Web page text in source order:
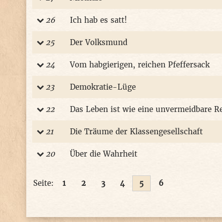
26 Ich hab es satt!
25 Der Volksmund
24 Vom habgierigen, reichen Pfeffersack
23 Demokratie-Lüge
22 Das Leben ist wie eine unvermeidbare
21 Die Träume der Klassengesellschaft
20 Über die Wahrheit
Seite: 1 2 3 4 5 6